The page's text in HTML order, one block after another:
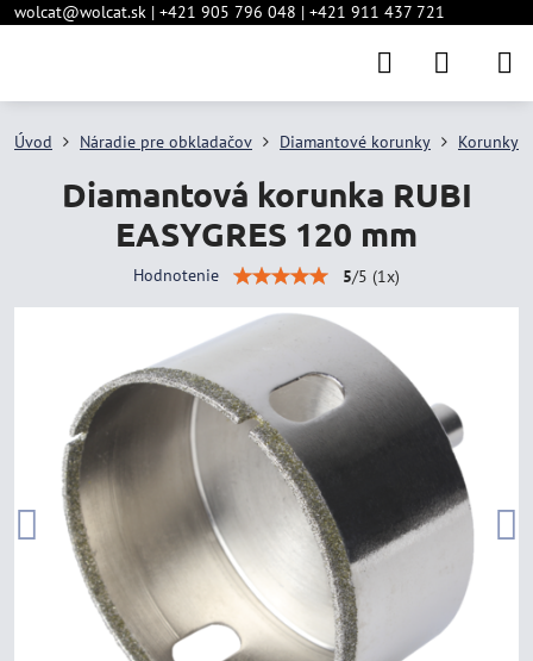
wolcat@wolcat.sk | +421 905 796 048 | +421 911 437 721
Úvod Náradie pre obkladačov Diamantové korunky Korunky
Diamantová korunka RUBI
EASYGRES 120 mm
Hodnotenie 5/5 (1x)